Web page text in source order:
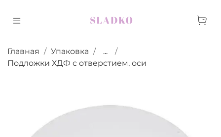
Главная Упаковка
...
Подложки ХДФ с отверстием, оси